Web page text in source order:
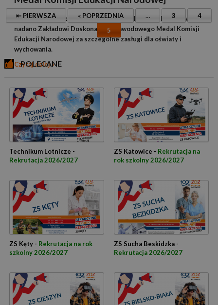
14.10.1973 r. z okazji 200-lecia Komisji Edukacji Narodowej
nadano Zakładowi Doskonalenia Zawodowego Medal Komisji
Edukacji Narodowej za szczególne zasługi dla oświaty i
wychowania.
Czytaj dalej »
⇤ PIERWSZA « POPRZEDNIA … 3
4
5
POLECANE
Technikum Lotnicze -
Rekrutacja 2026/2027
ZS Katowice - Rekrutacja na
rok szkolny 2026/2027
ZS Kęty - Rekrutacja na rok
szkolny 2026/2027
ZS Sucha Beskidzka -
Rekrutacja 2026/2027